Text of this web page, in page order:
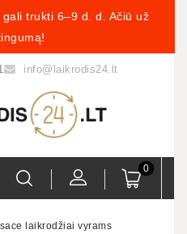
trukti 6–9 d. d. Ačiū už
info@laikrodis24.lt
0
laikrodžiai vyrams